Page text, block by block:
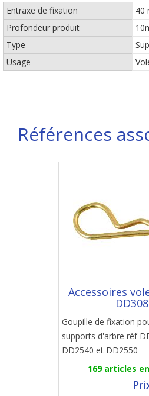
Entraxe de fixation
40
Profondeur produit
Type
Usage
Références
Accessoires
DD308
Goupille de fixation
supports d'arbre réf
DD2540 et DD2550
169 articles